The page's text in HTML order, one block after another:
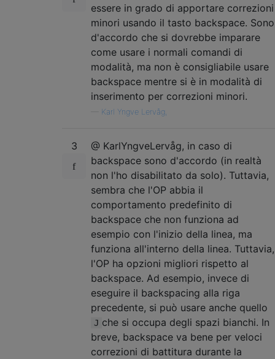
essere in grado di apportare correzioni
minori usando il tasto backspace. Sono
d'accordo che si dovrebbe imparare
come usare i normali comandi di
modalità, ma non è consigliabile usare
backspace mentre si è in modalità di
inserimento per correzioni minori.
Karl Yngve Lervåg,
3
@ KarlYngveLervåg, in caso di
backspace sono d'accordo (in realtà
non l'ho disabilitato da solo). Tuttavia,
sembra che l'OP abbia il
comportamento predefinito di
backspace che non funziona ad
esempio con l'inizio della linea, ma
funziona all'interno della linea. Tuttavia,
l'OP ha opzioni migliori rispetto al
backspace. Ad esempio, invece di
eseguire il backspacing alla riga
precedente, si può usare anche quello
J che si occupa degli spazi bianchi. In
breve, backspace va bene per veloci
correzioni di battitura durante la